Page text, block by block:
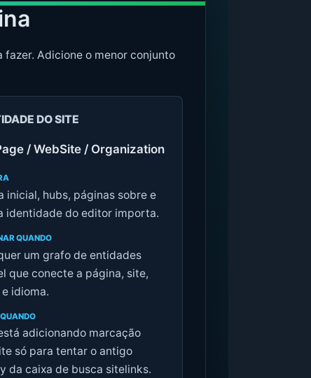
Adicione o menor conjunto
DO SITE
/ WebSite / Organization
inicial, hubs, páginas sobre e
identidade do editor importa.
QUANDO
um grafo de entidades
que conecte a página, site,
idioma.
adicionando marcação
só para tentar o antigo
da caixa de busca sitelinks.